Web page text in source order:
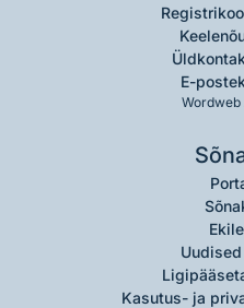
E-post
Wordweb
Kasutus- ja